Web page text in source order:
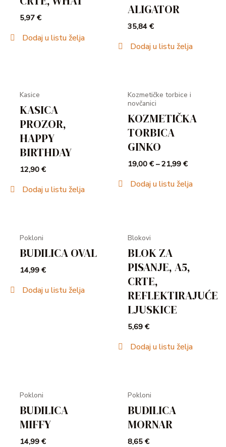
5,97€
Dodaj u listu želja
ALIGATOR
35,84€
Dodaj u listu želja
Kasice
KASICA
PROZOR,
HAPPY
BIRTHDAY
12,90€
Dodaj u listu želja
Kozmetičke torbice i
novčanici
KOZMETIČKA
TORBICA
GINKO
19,00€ –21,99€
Dodaj u listu želja
Pokloni
BUDILICA OVAL
14,99€
Dodaj u listu želja
Blokovi
BLOK ZA
PISANJE, A5,
CRTE,
REFLEKTIRAJUĆE
LJUSKICE
5,69€
Dodaj u listu želja
Pokloni
BUDILICA
MIFFY
14,99€
Pokloni
BUDILICA
MORNAR
8,65€